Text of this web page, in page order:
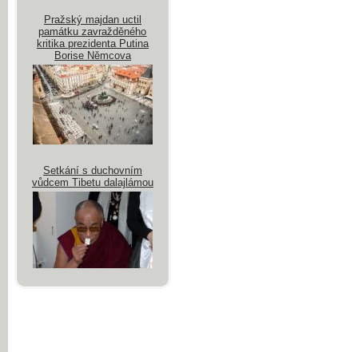
Pražský majdan uctil
památku zavražděného
kritika prezidenta Putina
Borise Němcova
Setkání s duchovním
vůdcem Tibetu dalajlámou